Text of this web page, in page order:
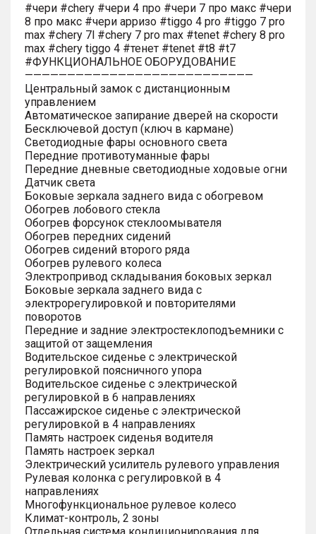
#чери #chery #чери 4 про #чери 7 про макс #чери
8 про макс #чери арризо #tiggo 4 pro #tiggo 7 pro
max #chery 7l #chery 7 pro max #tenet #chery 8 pro
max #chery tiggo 4 #тенет #tenet #t8 #t7
#ФУНКЦИОНАЛЬНОЕ ОБОРУДОВАНИЕ
———————————————————————————
Центральный замок с дистанционным
управлением
Автоматическое запирание дверей на скорости
Бесключевой доступ (ключ в кармане)
Светодиодные фары основного света
Передние противотуманные фары
Передние дневные светодиодные ходовые огни
Датчик света
Боковые зеркала заднего вида с обогревом
Обогрев лобового стекла
Обогрев форсунок стеклоомывателя
Обогрев передних сидений
Обогрев сидений второго ряда
Обогрев рулевого колеса
Электропривод складывания боковых зеркал
Боковые зеркала заднего вида с
электрорегулировкой и повторителями
поворотов
Передние и задние электростеклоподъемники с
защитой от защемления
Водительское сиденье с электрической
регулировкой поясничного упора
Водительское сиденье с электрической
регулировкой в 6 направлениях
Пассажирское сиденье с электрической
регулировкой в 4 направлениях
Память настроек сиденья водителя
Память настроек зеркал
Электрический усилитель рулевого управления
Рулевая колонка с регулировкой в 4
направлениях
Многофункциональное рулевое колесо
Климат-контроль, 2 зоны
Отдельная система кондиционирования для